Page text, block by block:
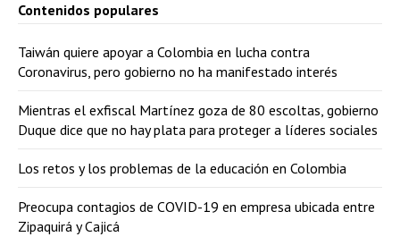
Contenidos populares
Taiwán quiere apoyar a Colombia en lucha contra
Coronavirus, pero gobierno no ha manifestado interés
Mientras el exfiscal Martínez goza de 80 escoltas, gobierno
Duque dice que no hay plata para proteger a líderes sociales
Los retos y los problemas de la educación en Colombia
Preocupa contagios de COVID-19 en empresa ubicada entre
Zipaquirá y Cajicá